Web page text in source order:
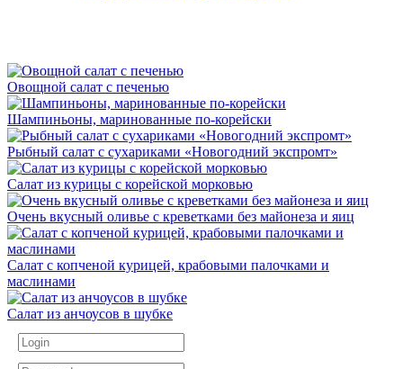
Овощной салат с печенью
Шампиньоны, маринованные по-корейски
Рыбный салат с сухариками «Новогодний экспромт»
Салат из курицы с корейской морковью
Очень вкусный оливье с креветками без майонеза и яиц
Салат с копченой курицей, крабовыми палочками и
маслинами
Салат из анчоусов в шубке